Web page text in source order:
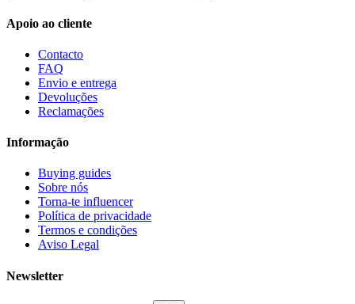
Apoio ao cliente
Contacto
FAQ
Envio e entrega
Devoluções
Reclamações
Informação
Buying guides
Sobre nós
Torna-te influencer
Política de privacidade
Termos e condições
Aviso Legal
Newsletter